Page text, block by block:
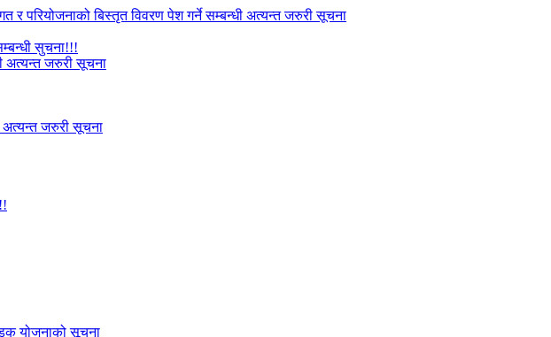
र परियोजनाको बिस्तृत विवरण पेश गर्ने सम्बन्धी अत्यन्त जरुरी सूचना
सुचना!!!
अत्यन्त जरुरी सूचना
अत्यन्त जरुरी सूचना
योजनाको सूचना